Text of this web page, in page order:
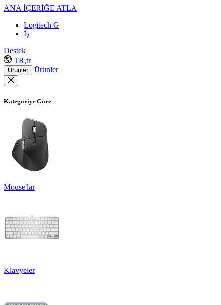
ANA İÇERİĞE ATLA
Logitech G
İş
Destek
TR,tr
Ürünler Ürünler
Kategoriye Göre
Mouse'lar
Klavyeler